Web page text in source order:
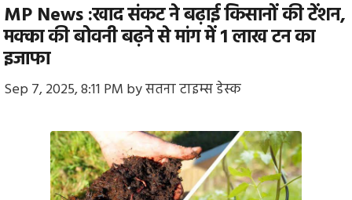
MP News :खाद संकट ने बढ़ाई किसानों की टेंशन,
मक्का की बोवनी बढ़ने से मांग में 1 लाख टन का
इजाफा
Sep 7, 2025, 8:11 PM byसतना टाइम्स डेस्क